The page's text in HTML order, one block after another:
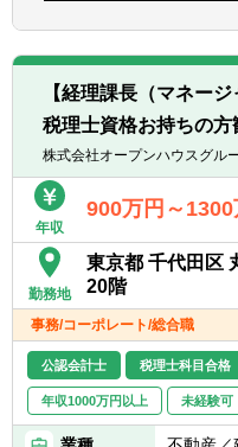
└内訳 部
（40代～
└男女比
時間/月
【Want
■急成長
務経験
■経営陣
■マネジ
■自ら手
※上記に
術・ツー
コスト構
・経営層
案
■経営管
・重要
仕組み構
・経営管
ス整備
の改善
・システ
度向上
■グルー
務戦略の
【経理課長（マネー
税理士資格お持ちの
株式会社オープンハウスグル
年収
900万円～1300
勤務地
東京都 千代田区
20階
事務/コーポレート/総合職
公認会計士 税理士科目合格
年収1000万円以上 未経験可